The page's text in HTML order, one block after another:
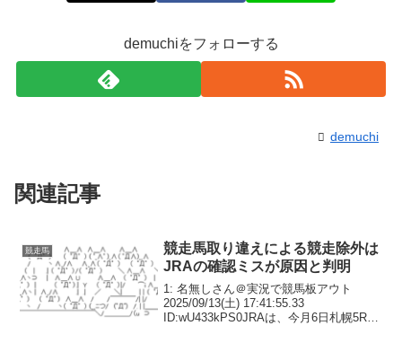
demuchiをフォローする
demuchi
関連記事
競走馬
競走馬取り違えによる競走除外は
JRAの確認ミスが原因と判明
1: 名無しさん＠実況で競馬板アウト
2025/09/13(土) 17:41:55.33
ID:wU433kPS0JRAは、今月6日札幌5Rで